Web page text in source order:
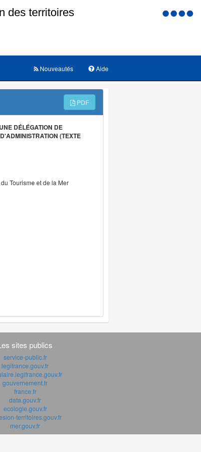
Menu
Aide
Nouveautés
PDF
DÉLÉGATION DE
(TEXTE
Tourisme et de la Mer
sites publics
service-public.fr
legifrance.gouv.fr
gouvernement.fr
france.fr
data.gouv.fr
ecologie.gouv.fr
territoires.gouv.fr
mer.gouv.fr